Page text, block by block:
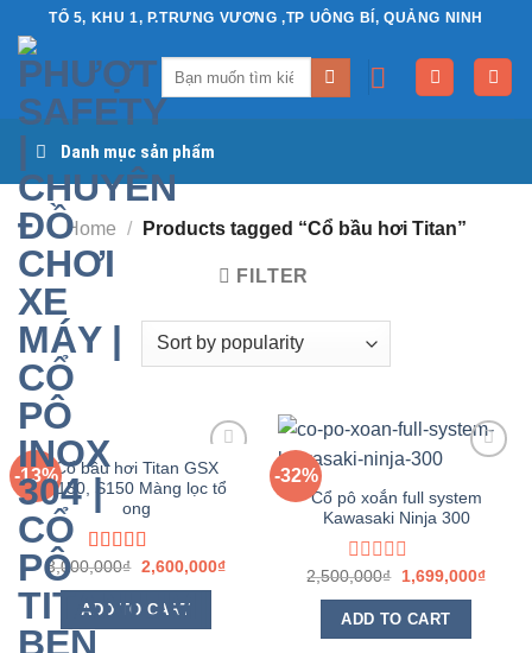
Chuyển
đến
dung
TỔ 5, KHU 1, P.TRƯNG VƯƠNG ,TP UÔNG BÍ, QUẢNG NINH
Danh mục sản phẩm
Home / Products tagged “Cổ bầu hơi Titan”
FILTER
-13%
Yêu
Cổ bầu hơi Titan GSX
R150, S150 Màng lọc tổ
ong
Rated
4.00out
of 5
3,000,000₫ 2,600,000₫
ADD TO CART
-32%
thích
Cổ pô xoắn full system
Kawasaki Ninja 300
Rated
0
out
of
2,500,000₫ 1,699,000₫
ADD TO CART